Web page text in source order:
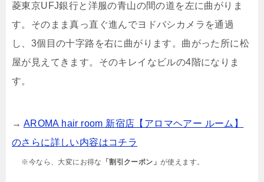
菱東京UFJ銀行と洋服の青山の間の道を左に曲がりま
す。そのまま真っ直ぐ進んでヨドバシカメラを通過
し、3個目の十字路を右に曲がります。曲がった所に松
屋が見えてきます。そのキレイなビルの4階になりま
す。
→ AROMA hair room 新宿店【アロマヘアー ルーム】
のさらに詳しい内容はコチラ
※今なら、大変にお得な 「割引クーポン」が使えます。